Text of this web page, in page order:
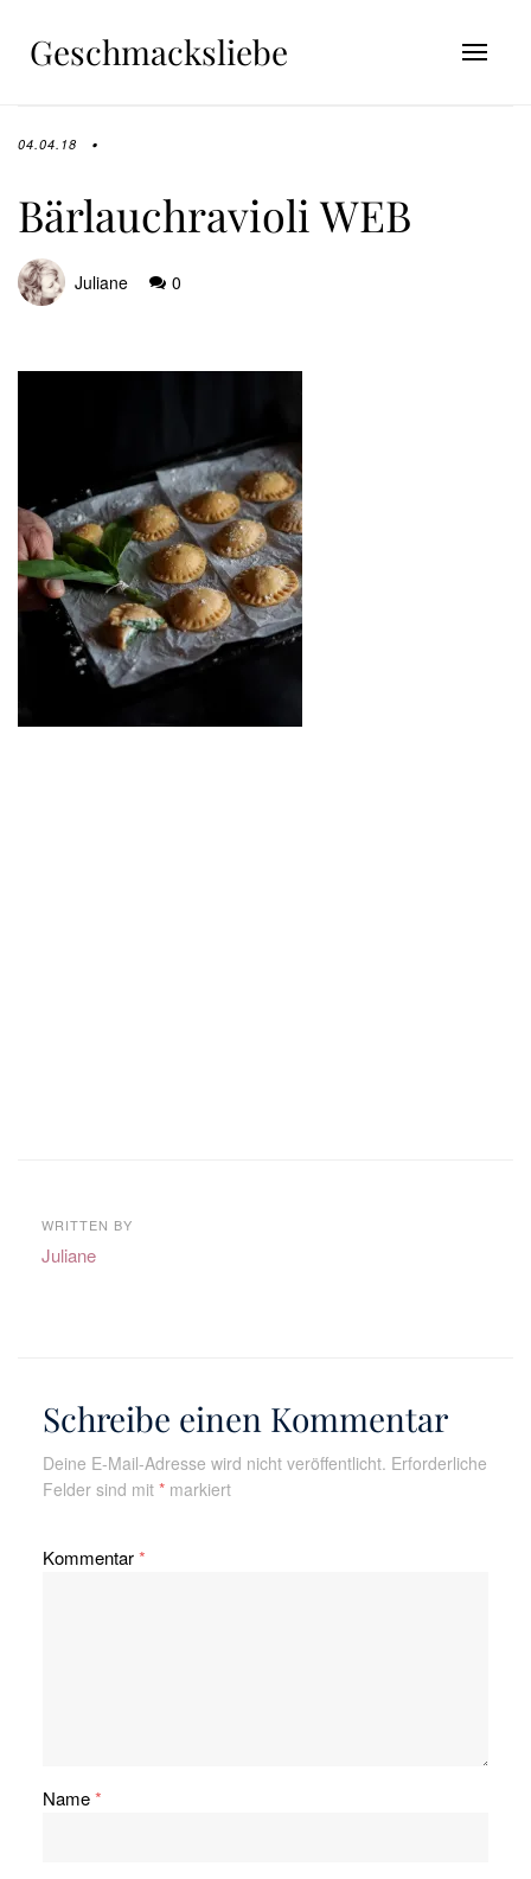
Geschmacksliebe
04.04.18
Bärlauchravioli WEB
Juliane 0
WRITTEN BY
Juliane
Schreibe einen Kommentar
Deine E-Mail-Adresse wird nicht veröffentlicht. Erforderliche
Felder sind mit *markiert
Kommentar*
Name*